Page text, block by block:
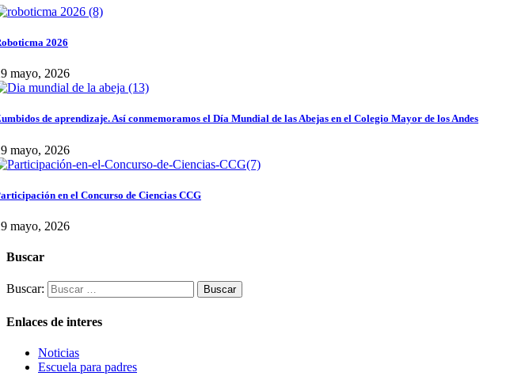
2026
mayo, 2026
de aprendizaje. Así conmemoramos el Día Mundial de las Abejas en el Colegio Mayor de los Andes
mayo, 2026
en el Concurso de Ciencias CCG
mayo, 2026
Buscar
Buscar:
Enlaces de interes
Noticias
Escuela para padres